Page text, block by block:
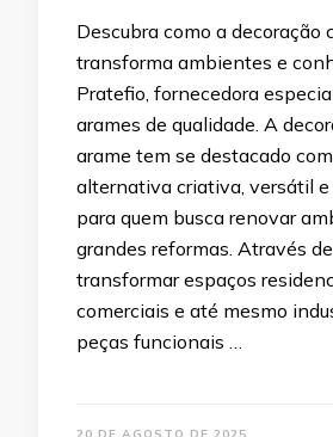
Descubra como a decoração
transforma ambientes e
Pratefio, fornecedora
arames de qualidade. A
arame tem se destacado
alternativa criativa, versátil e
para quem busca renovar
grandes reformas. Através
transformar espaços
comerciais e até mesmo
peças funcionais …